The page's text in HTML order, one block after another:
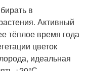
в
Активный
тёплое время года
цветок
идеальная